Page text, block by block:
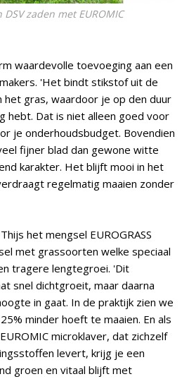
zaden met EUROMIC
waardevolle toevoeging aan een
'Het bindt stikstof uit de
het gras, waardoor je op den duur
hebt. Dat is niet alleen goed voor
je onderhoudsbudget. Bovendien
fijner blad dan gewone witte
karakter. Het blijft mooi in het
regelmatig maaien zonder
het mengsel EUROGRASS
met grassoorten welke speciaal
tragere lengtegroei. 'Dit
snel dichtgroeit, maar daarna
in gaat. In de praktijk zien we
minder hoeft te maaien. En als
microklaver, dat zichzelf
levert, krijg je een
groen en vitaal blijft met